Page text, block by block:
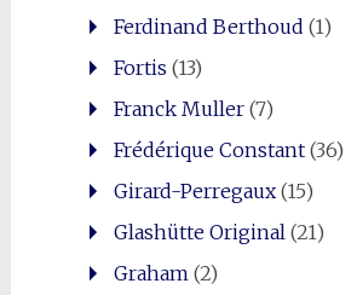
Ferdinand Berthoud (1)
Fortis (13)
Franck Muller(7)
Frédérique Constant(36)
Girard-Perregaux(15)
Glashütte Original(21)
Graham(2)